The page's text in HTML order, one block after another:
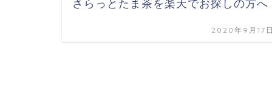
さらっとたま茶を楽天でお探しの方へ
2020年9月17